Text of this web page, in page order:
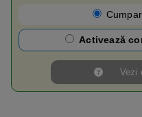
Activează
Vezi